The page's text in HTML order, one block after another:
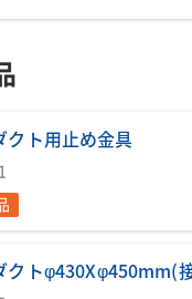
クト用止め金具
クトφ430Xφ450mm(